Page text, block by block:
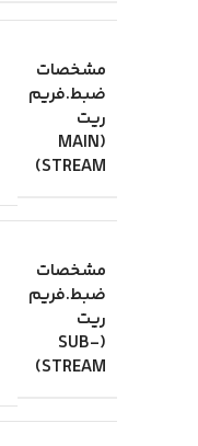
مشخصات
ضبط.فریم
ریت
(MAIN
STREAM)
مشخصات
ضبط.فریم
ریت
(SUB-
STREAM)